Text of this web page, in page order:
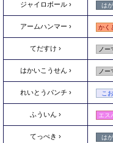
ジャイロボール は
アームハンマー かく
てだすけ ノー
はかいこうせん ノー
れいとうパンチ こ
ふういん エス
てっぺき は